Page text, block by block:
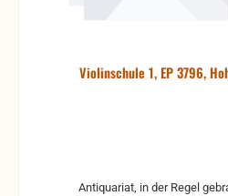
Violinschule 1, EP 3796,